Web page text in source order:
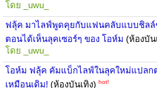
โดย _uwu_
ฟลุ้ค มาไลฟ์พูดคุยกับแฟนคลับแบบชิลล์ๆ
ตอนได้เห็นลุคเซอร์ๆ ของ โอห์ม (ห้องบัน
โดย _uwu_
โอห์ม ฟลุ้ค คัมแบ็กไลฟ์ในลุคใหม่แปลก
เหมือนเดิม! (ห้องบันเทิง) hot!